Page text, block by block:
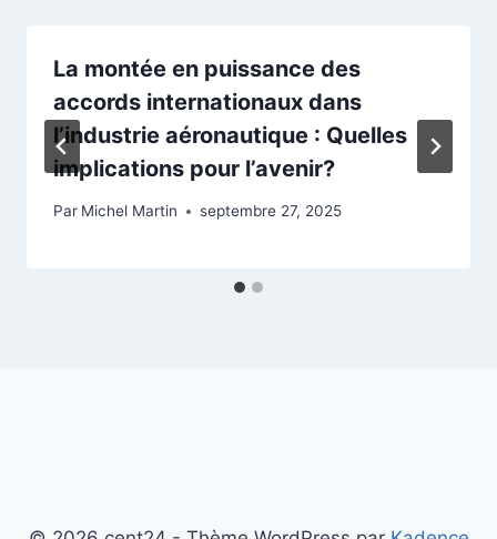
La montée en puissance des
accords internationaux dans
l’industrie aéronautique : Quelles
implications pour l’avenir?
Par Michel Martin septembre 27, 2025